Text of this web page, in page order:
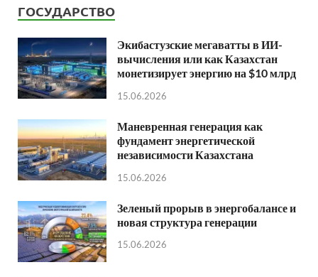
ГОСУДАРСТВО
Экибастузские мегаватты в ИИ-
вычисления или как Казахстан
монетизирует энергию на $10 млрд
15.06.2026
Маневренная генерация как
фундамент энергетической
независимости Казахстана
15.06.2026
Зеленый прорыв в энергобалансе и
новая структура генерации
15.06.2026